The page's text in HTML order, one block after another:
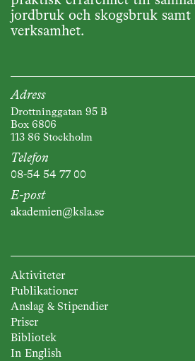
jordbruk och skogsbruk
verksamhet.
Adress
Drottninggatan 95 B
Box 6806
113 86 Stockholm
Telefon
08-54 54 77 00
E-post
akademien@ksla.se
Aktiviteter
Publikationer
Anslag & Stipendier
Priser
Bibliotek
In English